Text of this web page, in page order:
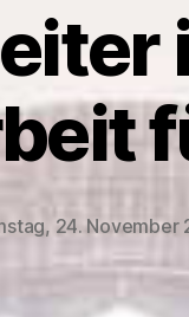
24. November